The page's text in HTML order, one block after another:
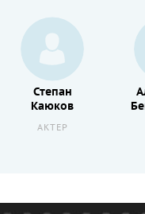
Степан
Каюков
АКТЕР